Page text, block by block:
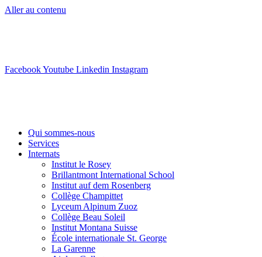
Aller au contenu
FacebookYoutube Linkedin Instagram
Qui sommes-nous
Services
Internats
Institut le Rosey
Brillantmont International School
Institut auf dem Rosenberg
Collège Champittet
Lyceum Alpinum Zuoz
Collège Beau Soleil
Institut Montana Suisse
École internationale St. George
La Garenne